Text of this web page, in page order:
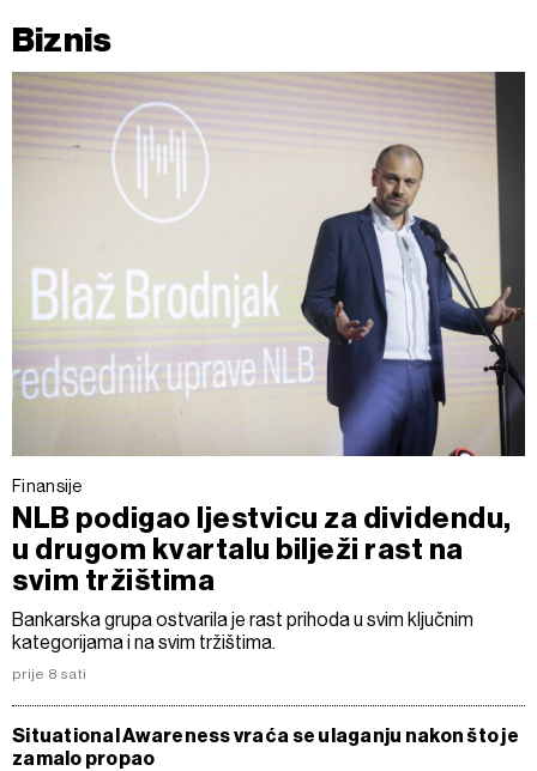
Biznis
Finansije
NLB podigao ljestvicu za dividendu,
u drugom kvartalu bilježi rast na
svim tržištima
Bankarska grupa ostvarila je rast prihoda u svim ključnim
kategorijama i na svim tržištima.
prije 8 sati
Situational Awareness vraća se ulaganju nakon što je
zamalo propao